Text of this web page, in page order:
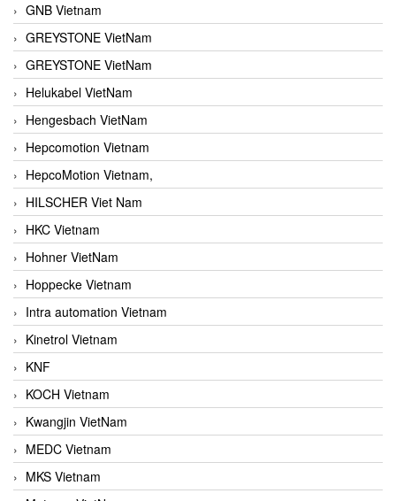
GNB Vietnam
GREYSTONE VietNam
GREYSTONE VietNam
Helukabel VietNam
Hengesbach VietNam
Hepcomotion Vietnam
HepcoMotion Vietnam,
HILSCHER Viet Nam
HKC Vietnam
Hohner VietNam
Hoppecke Vietnam
Intra automation Vietnam
Kinetrol Vietnam
KNF
KOCH Vietnam
Kwangjin VietNam
MEDC Vietnam
MKS Vietnam